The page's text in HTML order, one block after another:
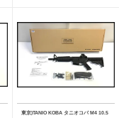
東京)TANIO KOBA タニオコバ M4 10.5